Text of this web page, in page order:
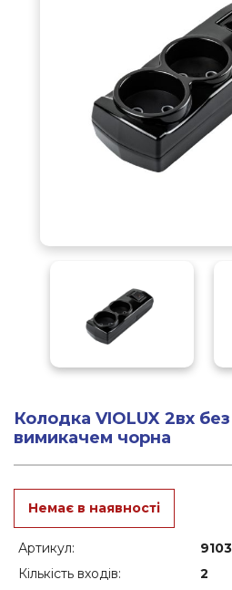
Колодка VIOLUX 2вх
вимикачем чорна
Немає в наявності
Артикул:
Кількість входів:
2